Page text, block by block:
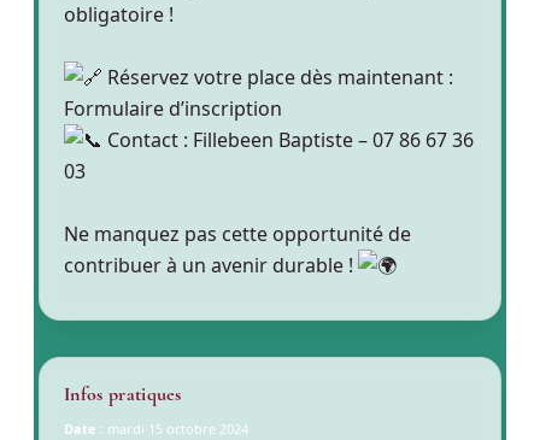
obligatoire !
Réservez votre place dès maintenant :
Formulaire d’inscription
Contact : Fillebeen Baptiste – 07 86 67 36
03
Ne manquez pas cette opportunité de
contribuer à un avenir durable !
Infos pratiques
Date : mardi 15 octobre 2024